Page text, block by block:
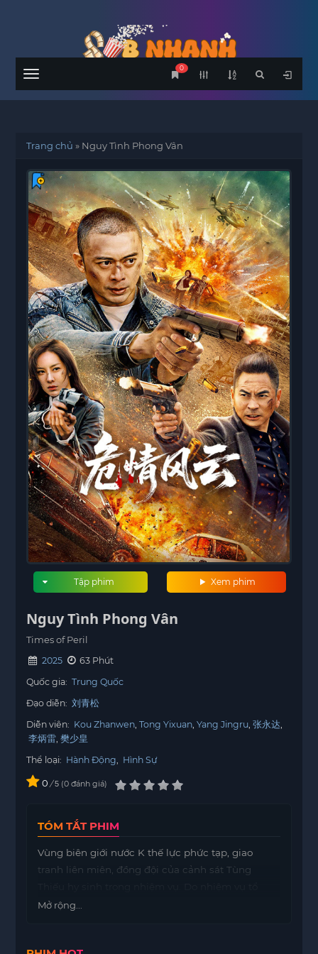
Menu
0
Trang chủ » Nguy Tình Phong Vân
Xem phim
Tập phim
Nguy Tình Phong Vân
Times of Peril
2025
63 Phút
Quốc gia: Trung Quốc
Đạo diễn: 刘青松
Diễn viên: Kou Zhanwen Tong Yixuan Yang Jingru 张永达
李炳雷 樊少皇
Thể loại: Hành Động Hình Sự
0 / 5 0 đánh giá
TÓM TẮT PHIM
Vùng biên giới nước K thế lực phức tạp, giao
tranh liên miên, đồng đội của cảnh sát Tùng
chức, vợ của Tùng Thiếu cũng bị liên lụy và sát
Mở rộng...